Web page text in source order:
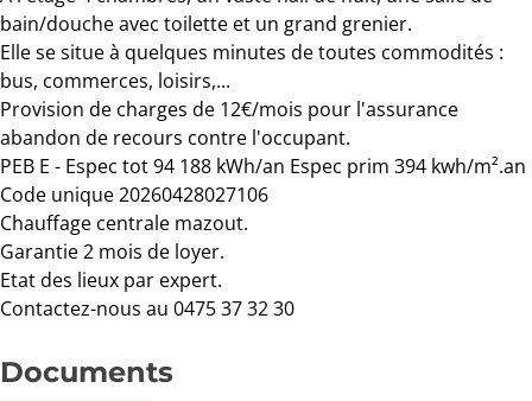
bain/douche avec toilette et un grand grenier.
Elle se situe à quelques minutes de toutes commodités :
bus, commerces, loisirs,...
Provision de charges de 12€/mois pour l'assurance
abandon de recours contre l'occupant.
PEB E - Espec tot 94 188 kWh/an Espec prim 394 kwh/m².an
Code unique 20260428027106
Chauffage centrale mazout.
Garantie 2 mois de loyer.
Etat des lieux par expert.
Contactez-nous au 0475 37 32 30
Documents